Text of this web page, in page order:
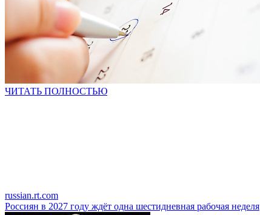
ЧИТАТЬ ПОЛНОСТЬЮ
russian.rt.com
Россиян в 2027 году ждёт одна шестидневная рабочая неделя